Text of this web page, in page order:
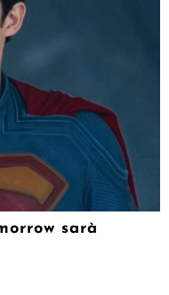
sarà